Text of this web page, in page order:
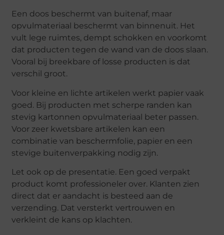
Een doos beschermt van buitenaf, maar
opvulmateriaal beschermt van binnenuit. Het
vult lege ruimtes, dempt schokken en voorkomt
dat producten tegen de wand van de doos slaan.
Vooral bij breekbare of losse producten is dat
verschil groot.
Voor kleine en lichte artikelen werkt papier vaak
goed. Bij producten met scherpe randen kan
stevig kartonnen opvulmateriaal beter passen.
Voor zeer kwetsbare artikelen kan een
combinatie van beschermfolie, papier en een
stevige buitenverpakking nodig zijn.
Let ook op de presentatie. Een goed verpakt
product komt professioneler over. Klanten zien
direct dat er aandacht is besteed aan de
verzending. Dat versterkt vertrouwen en
verkleint de kans op klachten.